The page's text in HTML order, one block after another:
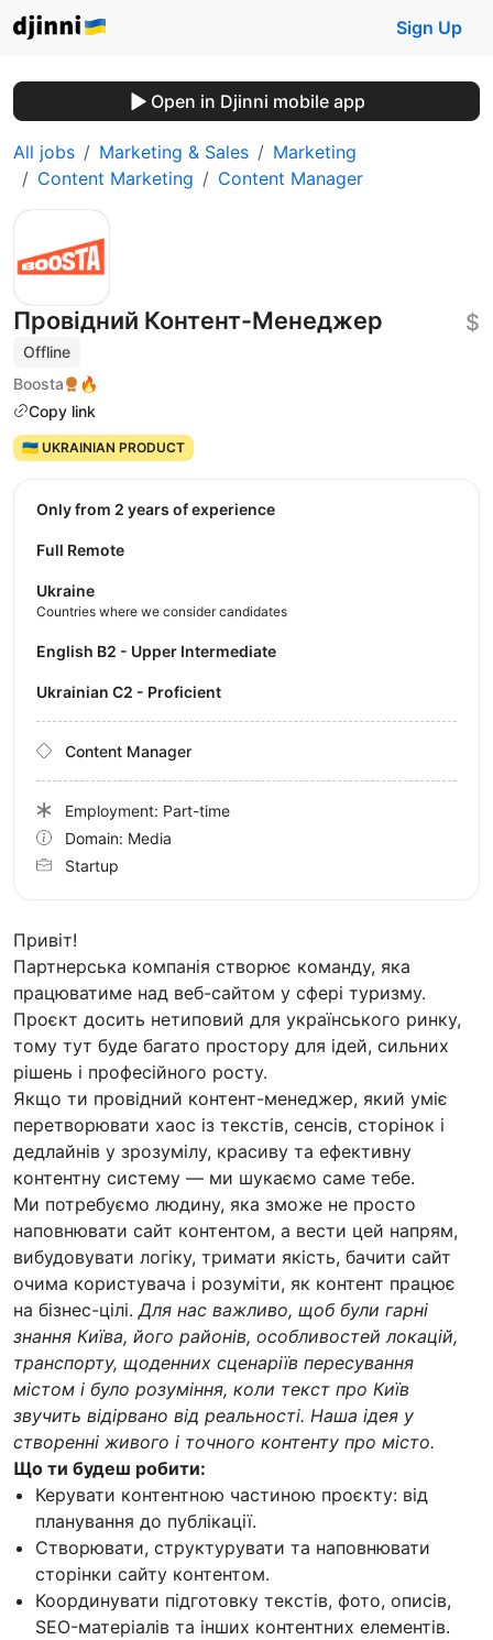
Sign Up
Open in Djinni mobile app
All jobs Marketing & Sales
Marketing
Content Marketing
Content Manager
Провідний Контент-Менеджер
Offline
Boosta
🔥
Copy link
$
🇺🇦 UKRAINIAN PRODUCT
Привіт!
Партнерська компанія створює команду, яка
працюватиме над веб-сайтом у сфері туризму.
Проєкт досить нетиповий для українського ринку,
тому тут буде багато простору для ідей, сильних
рішень і професійного росту.
Якщо ти провідний контент-менеджер, який уміє
перетворювати хаос із текстів, сенсів, сторінок і
дедлайнів у зрозумілу, красиву та ефективну
контентну систему — ми шукаємо саме тебе.
Ми потребуємо людину, яка зможе не просто
наповнювати сайт контентом, а вести цей напрям,
вибудовувати логіку, тримати якість, бачити сайт
очима користувача і розуміти, як контент працює
на бізнес-цілі. Для нас важливо, щоб були гарні
знання Київа, його районів, особливостей локацій,
транспорту, щоденних сценаріїв пересування
містом і було розуміння, коли текст про Київ
звучить відірвано від реальності. Наша ідея у
створенні живого і точного контенту про місто.
Що ти будеш робити:
Керувати контентною частиною проєкту: від
планування до публікації.
Створювати, структурувати та наповнювати
сторінки сайту контентом.
Координувати підготовку текстів, фото, описів,
SEO-матеріалів та інших контентних елементів.
Only from 2 years of experience
Full Remote
Ukraine
Countries where we consider candidates
English B2 - Upper Intermediate
Ukrainian C2 - Proficient
Content Manager
Employment: Part-time
Domain: Media
Startup